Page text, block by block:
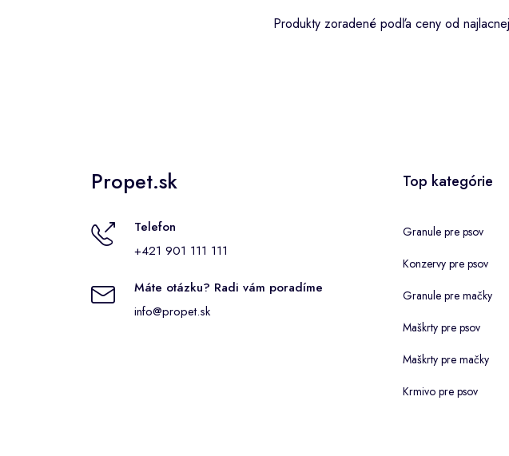
Produkty zoradené podľa ceny od
Propet.sk
Telefon
+421 901 111 111
Máte otázku? Radi vám poradíme
info@propet.sk
Top kategórie
Granule pre psov
Konzervy pre psov
Granule pre mačky
Maškrty pre psov
Maškrty pre mačky
Krmivo pre psov